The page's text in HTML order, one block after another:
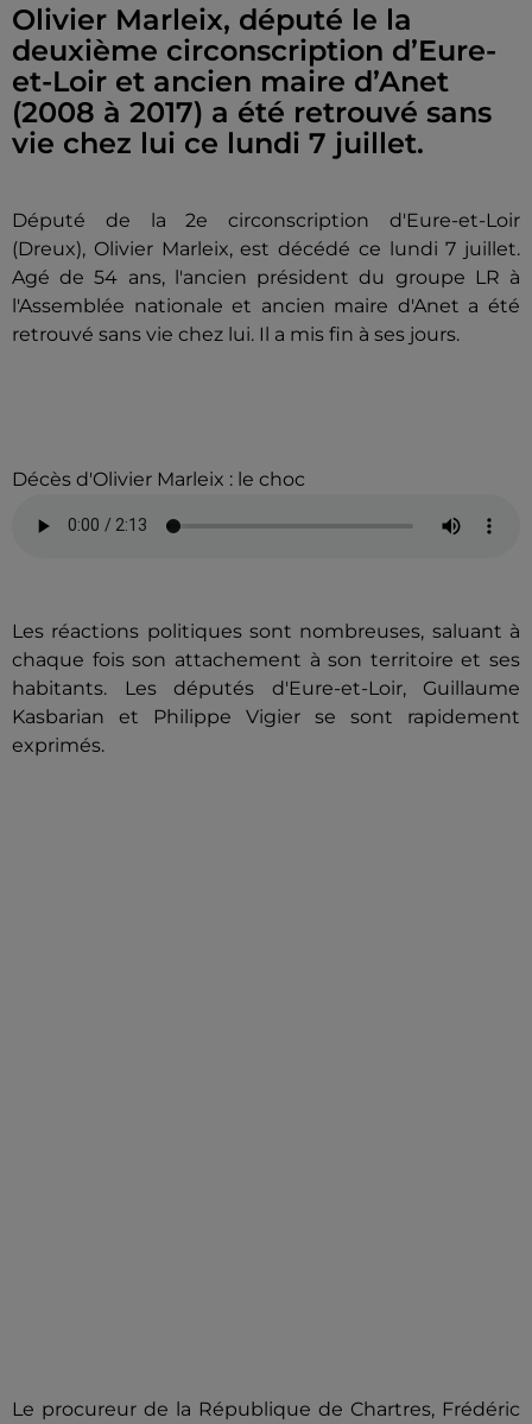
Olivier Marleix, député le la
deuxième circonscription d’Eure-
et-Loir et ancien maire d’Anet
(2008 à 2017) a été retrouvé sans
vie chez lui ce lundi 7 juillet.
Député de la 2e circonscription d'Eure-et-Loir
(Dreux), Olivier Marleix, est décédé ce lundi 7 juillet.
Agé de 54 ans, l'ancien président du groupe LR à
l'Assemblée nationale et ancien maire d'Anet a été
retrouvé sans vie chez lui. Il a mis fin à ses jours.
Décès d'Olivier Marleix : le choc
Les réactions politiques sont nombreuses, saluant à
chaque fois son attachement à son territoire et ses
habitants. Les députés d'Eure-et-Loir, Guillaume
Kasbarian et Philippe Vigier se sont rapidement
exprimés.
Le procureur de la République de Chartres, Frédéric